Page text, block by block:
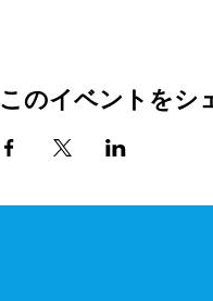
このイベントをシ